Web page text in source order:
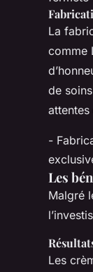
La
comme
de
-
Les
Malgré
Les